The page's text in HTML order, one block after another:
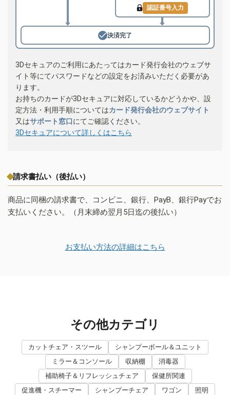
認証番号入力
決済完了
3Dセキュアのご利用にあたってはカード発行会社のウェブサ
イト等にてパスワードなどの設定をお済みいただく必要があ
ります。
お持ちのカードが3Dセキュアに対応しているかどうかや、設
定方法・利用手順についてはカード発行会社のウェブサイト
又はサポート窓口にてご確認ください。
3Dセキュアについて詳しくはこちら
請求書払い（後払い）
商品に同梱の請求書で、コンビニ、銀行、PayB、銀行Payでお
支払いください。（月末締め翌月5日迄の後払い）
お支払い方法の詳細はこちら
その他カテゴリ
カットチェア・スツール
シャンプーボール＆ユニット
ミラー＆コンソール
収納棚
消毒器
補助椅子＆リフレッシュチェア
保健所関連
促進機・スチーマー
シャンプーチェア ワゴン
照明